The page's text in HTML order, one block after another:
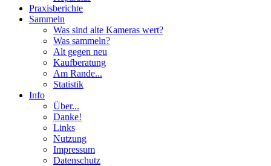
Praxisberichte
Sammeln
Was sind alte Kameras wert?
Was sammeln?
Alt gegen neu
Kaufberatung
Am Rande...
Statistik
Info
Über...
Danke!
Links
Nutzung
Impressum
Datenschutz